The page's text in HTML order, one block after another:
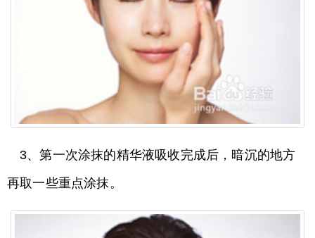
3、第一次涂抹的精华液吸收完成后，暗沉的地方
再取一些重点涂抹。